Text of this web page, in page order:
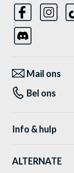
Mail ons
Bel ons
Info & hulp
ALTERNATE